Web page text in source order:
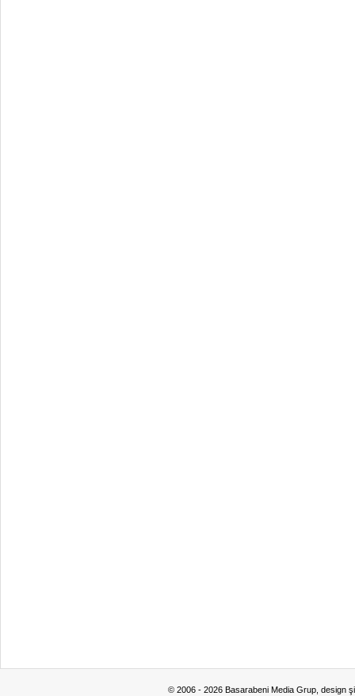
© 2006 - 2026 Basarabeni Media Grup, design